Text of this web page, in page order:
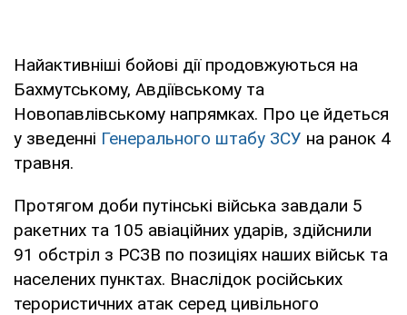
Найактивніші бойові дії продовжуються на
Бахмутському, Авдіївському та
Новопавлівському напрямках. Про це йдеться
у зведенні Генерального штабу ЗСУ на ранок 4
травня.
Протягом доби путінські війська завдали 5
ракетних та 105 авіаційних ударів, здійснили
91 обстріл з РСЗВ по позиціях наших військ та
населених пунктах. Внаслідок російських
терористичних атак серед цивільного